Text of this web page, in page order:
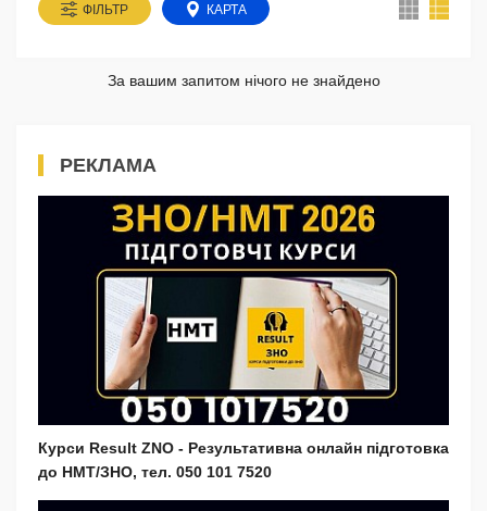
ФІЛЬТР КАРТА
За вашим запитом нічого не знайдено
РЕКЛАМА
Курси Result ZNO - Результативна онлайн підготовка
до НМТ/ЗНО, тел. 050 101 7520